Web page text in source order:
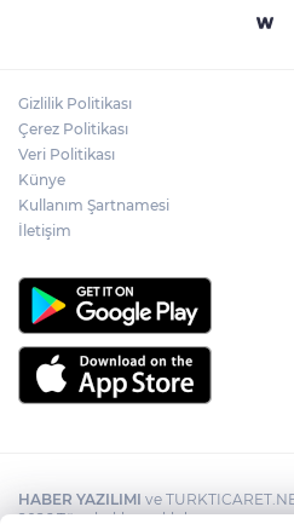
Gizlilik Politikası
Çerez Politikası
Veri Politikası
Künye
Kullanım Şartnamesi
İletişim
HABER YAZILIMI ve
2026 Tüm hakları saklıdır.